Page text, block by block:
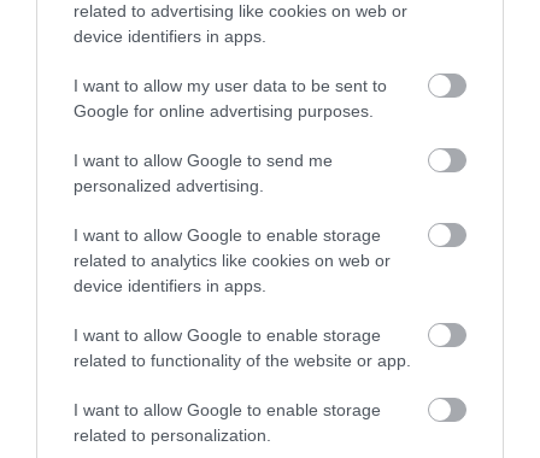
related to advertising like cookies on web or
device identifiers in apps.
I want to allow my user data to be sent to
Google for online advertising purposes.
I want to allow Google to send me
personalized advertising.
I want to allow Google to enable storage
related to analytics like cookies on web or
device identifiers in apps.
I want to allow Google to enable storage
related to functionality of the website or app.
I want to allow Google to enable storage
related to personalization.
PRONEWS.GR /ΕΛΛΗΝΟΤΟΥΡΚΙΚΑ
Ο Κ.Μητσοτάκης μιλούσε για αποτροπή
στο Αγαθονήσι και οι Τούρκοι
παραβίαζαν με ΑΦΝΣ και drone τον ΕΕΧ!
29.07.2026 | 20:25
ΔΙΑΔΩΣΤΕ ΤΟ ΑΡΘΡΟ